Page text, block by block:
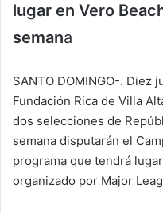
lugar en Vero
semana
SANTO DOMINGO-. Diez
Fundación Rica de Villa
dos selecciones de
semana disputarán el
programa que tendrá
organizado por Major